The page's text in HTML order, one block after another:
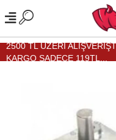
2500 TL ÜZERİ
KARGO SADECE 119TL...